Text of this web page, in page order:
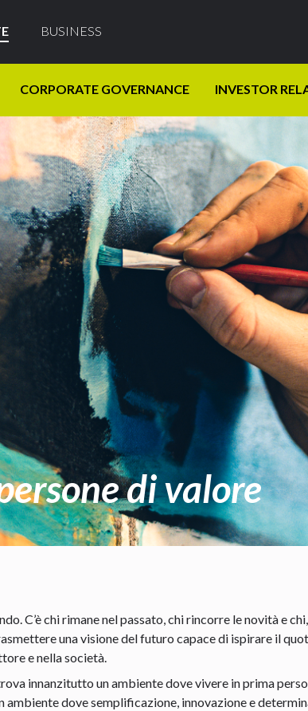
BUSINESS
CORPORATE GOVERNANCE INVESTOR
di valore
C’è chi rimane nel passato, chi rincorre le novità e
una visione del futuro capace di ispirare il
e nella società.
innanzitutto un ambiente dove vivere in prima
ambiente dove semplificazione, innovazione e